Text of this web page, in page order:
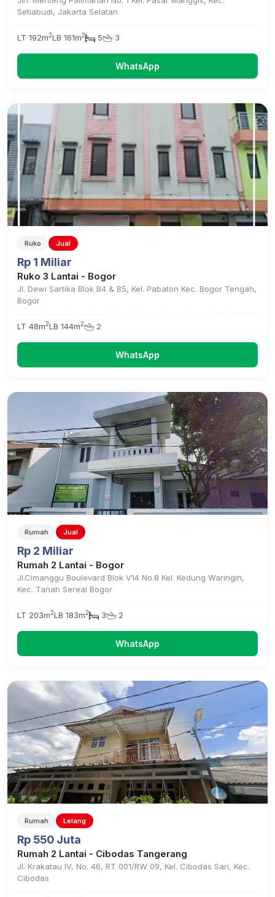
Setiabudi, Jakarta Selatan
LT 192m2LB 161m2 5 3
WhatsApp
Ruko Jual
Rp 1 Miliar
Ruko 3 Lantai - Bogor
Jl. Dewi Sartika Blok B4 & B5, Kel. Pabaton Kec. Bogor Tengah,
Bogor
LT 48m2LB 144m2 2
WhatsApp
Rumah Jual
Rp 2 Miliar
Rumah 2 Lantai - Bogor
Jl.Cimanggu Boulevard Blok V14 No.8 Kel. Kedung Waringin,
Kec. Tanah Sereal Bogor
LT 203m2LB 183m2 3 2
WhatsApp
Rumah Lelang
Rp 550 Juta
Rumah 2 Lantai - Cibodas Tangerang
Jl. Krakatau IV, No. 46, RT 001/RW 09, Kel. Cibodas Sari, Kec.
Cibodas